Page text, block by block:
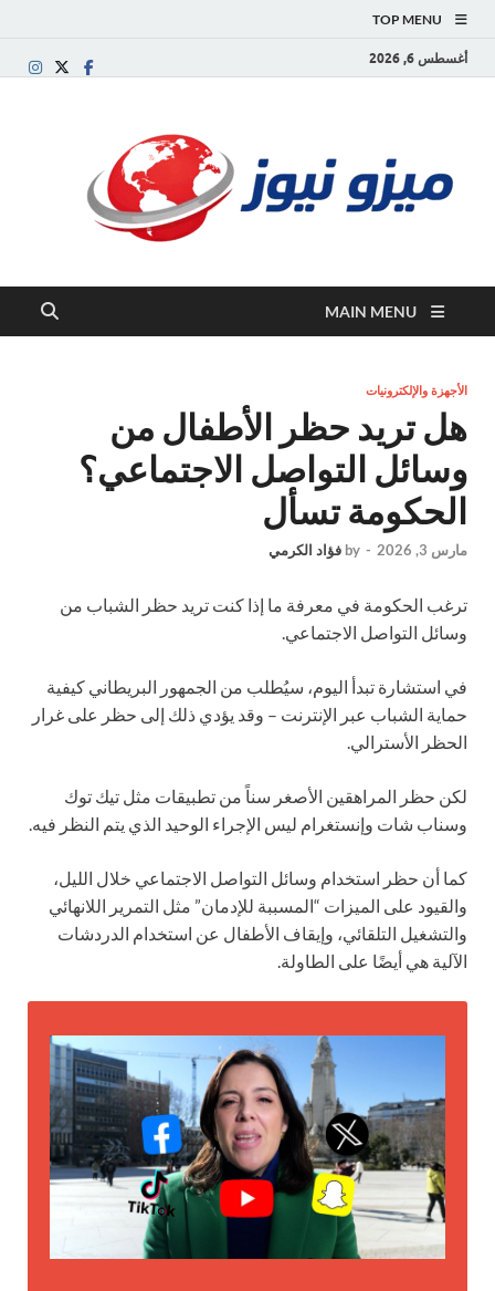
TOP MENU
أغسطس 6, 2026
MAIN MENU
الأجهزة والإلكترونيات
هل تريد حظر الأطفال من
وسائل التواصل الاجتماعي؟
الحكومة تسأل
مارس 3, 2026 -
by فؤاد الكرمي
ترغب الحكومة في معرفة ما إذا كنت تريد حظر الشباب من
وسائل التواصل الاجتماعي.
في استشارة تبدأ اليوم، سيُطلب من الجمهور البريطاني كيفية
حماية الشباب عبر الإنترنت – وقد يؤدي ذلك إلى حظر على غرار
الحظر الأسترالي.
لكن حظر المراهقين الأصغر سناً من تطبيقات مثل تيك توك
وسناب شات وإنستغرام ليس الإجراء الوحيد الذي يتم النظر فيه.
كما أن حظر استخدام وسائل التواصل الاجتماعي خلال الليل،
والقيود على الميزات “المسببة للإدمان” مثل التمرير اللانهائي
والتشغيل التلقائي، وإيقاف الأطفال عن استخدام الدردشات
الآلية هي أيضًا على الطاولة.